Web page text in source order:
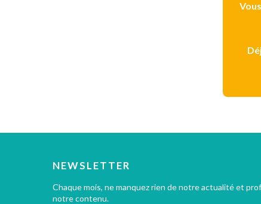
NEWSLETTER
Chaque mois, ne manquez rien de notre actualité et
notre contenu.